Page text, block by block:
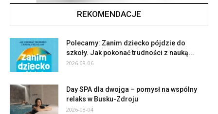
REKOMENDACJE
Polecamy: Zanim dziecko pójdzie do
szkoły. Jak pokonać trudności z nauką...
2026-08-06
Day SPA dla dwojga – pomysł na wspólny
relaks w Busku-Zdroju
2026-08-04